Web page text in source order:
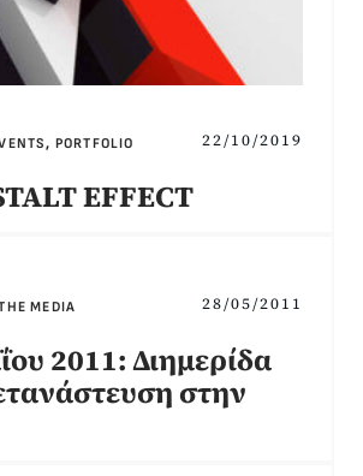
, PORTFOLIO 22/10/2019
EFFECT
MEDIA 28/05/2011
2011: Διημερίδα
στην